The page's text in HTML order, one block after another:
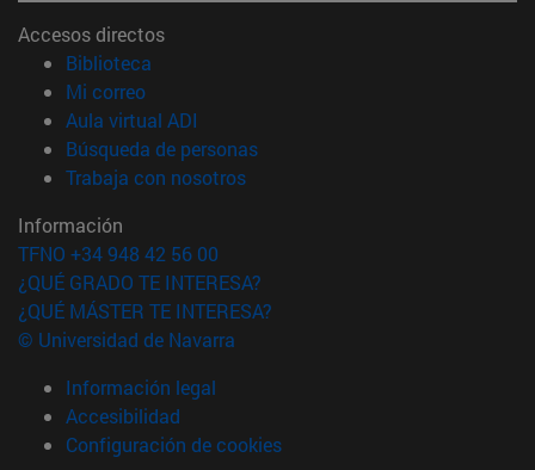
Accesos directos
Biblioteca
Mi correo(abre en nueva ventana)
Aula virtual ADI
Búsqueda de personas(abre en nueva ventana)
Trabaja con nosotros(abre en nueva ventana)
Información
TFNO +34 948 42 56 00
¿QUÉ GRADO TE INTERESA?
¿QUÉ MÁSTER TE INTERESA?
© Universidad de Navarra
Información legal
Accesibilidad
Configuración de cookies